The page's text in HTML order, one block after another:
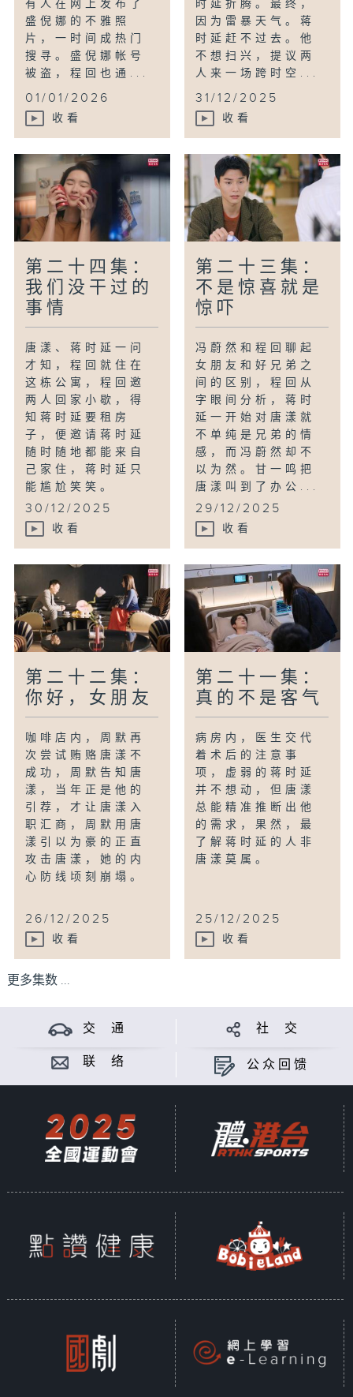
有人在网上发布了
盛倪娜的不雅照
片，一时间成热门
搜寻。盛倪娜帐号
被盗，程回也通...
01/01/2026
收看
时延折腾。最终，
因为雷暴天气。蒋
时延赶不过去。他
不想扫兴，提议两
人来一场跨时空...
31/12/2025
收看
第二十四集：
我们没干过的
事情
唐漾、蒋时延一问
才知，程回就住在
这栋公寓，程回邀
两人回家小歇，得
知蒋时延要租房
子，便邀请蒋时延
随时随地都能来自
己家住，蒋时延只
能尴尬笑笑。
30/12/2025
收看
第二十三集：
不是惊喜就是
惊吓
冯蔚然和程回聊起
女朋友和好兄弟之
间的区别，程回从
字眼间分析，蒋时
延一开始对唐漾就
不单纯是兄弟的情
感，而冯蔚然却不
以为然。甘一鸣把
唐漾叫到了办公...
29/12/2025
收看
第二十二集：
你好，女朋友
咖啡店内，周默再
次尝试贿赂唐漾不
成功，周默告知唐
漾，当年正是他的
引荐，才让唐漾入
职汇商，周默用唐
漾引以为豪的正直
攻击唐漾，她的内
心防线顷刻崩塌。
26/12/2025
收看
第二十一集：
真的不是客气
病房内，医生交代
着术后的注意事
项，虚弱的蒋时延
并不想动，但唐漾
总能精准推断出他
的需求，果然，最
了解蒋时延的人非
唐漾莫属。
25/12/2025
收看
更多集数 ...
交 通 社 交
联 络 公众回馈